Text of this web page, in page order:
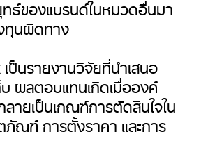
ธ์ของแบรนด์ในหมวดอื่นมา
ทุนผิดทาง
ป็นรายงานวิจัยที่นำเสนอ
บ ผลตอบแทนเกิดเมื่อองค์
ายเป็นเกณฑ์การตัดสินใจใน
ฑ์ การตั้งราคา และการ